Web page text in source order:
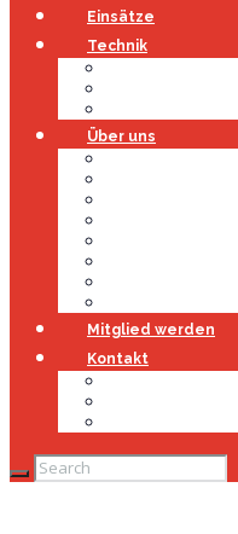
Einsätze
Technik
Über uns
Mitglied werden
Kontakt